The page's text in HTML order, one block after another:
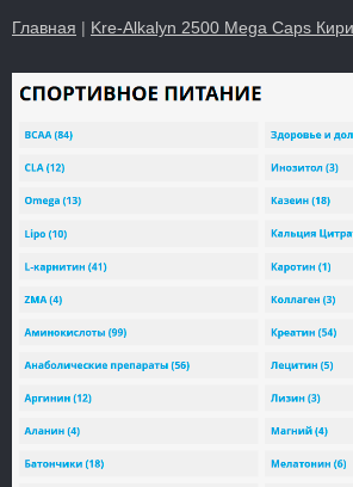
Главная | Kre-Alkalyn 2500 Mega Caps